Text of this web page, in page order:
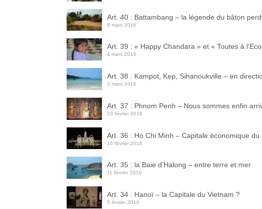
Art. 40 : Battambang – la légende du bâton
9 mars 2016
Art. 39 : « Happy Chandara » et « Toutes à
4 mars 2016
Art. 38 : Kampot, Kep, Sihanoukville – en
3 mars 2016
Art. 37 : Phnom Penh – Nous sommes enfin
23 février 2016
Art. 36 : Ho Chi Minh – Capitale économique du
16 février 2016
Art. 35 : la Baie d’Halong – entre terre et mer
11 février 2016
Art. 34 : Hanoï – la Capitale du Vietnam ?
5 février 2016